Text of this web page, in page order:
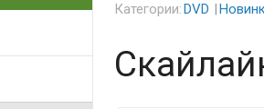
Категории:DVD